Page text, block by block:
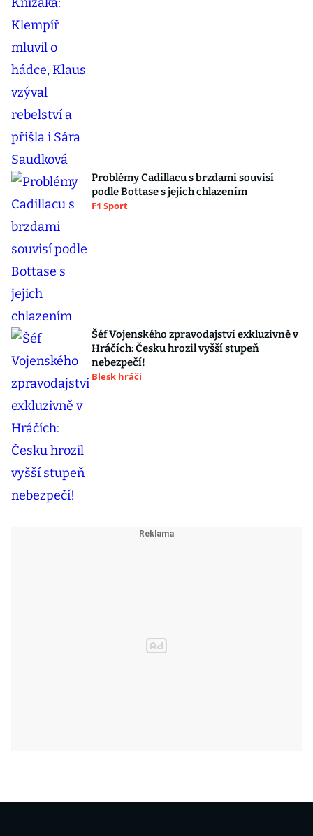
Problémy Cadillacu s brzdami souvisí
podle Bottase s jejich chlazením
F1 Sport
Šéf Vojenského zpravodajství exkluzivně v
Hráčích: Česku hrozil vyšší stupeň
nebezpečí!
Blesk hráči